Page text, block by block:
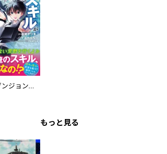
攻略！大ダンジョン時代 俺だけスキルがやたらポエミーなんだけど（コミック）
もっと見る